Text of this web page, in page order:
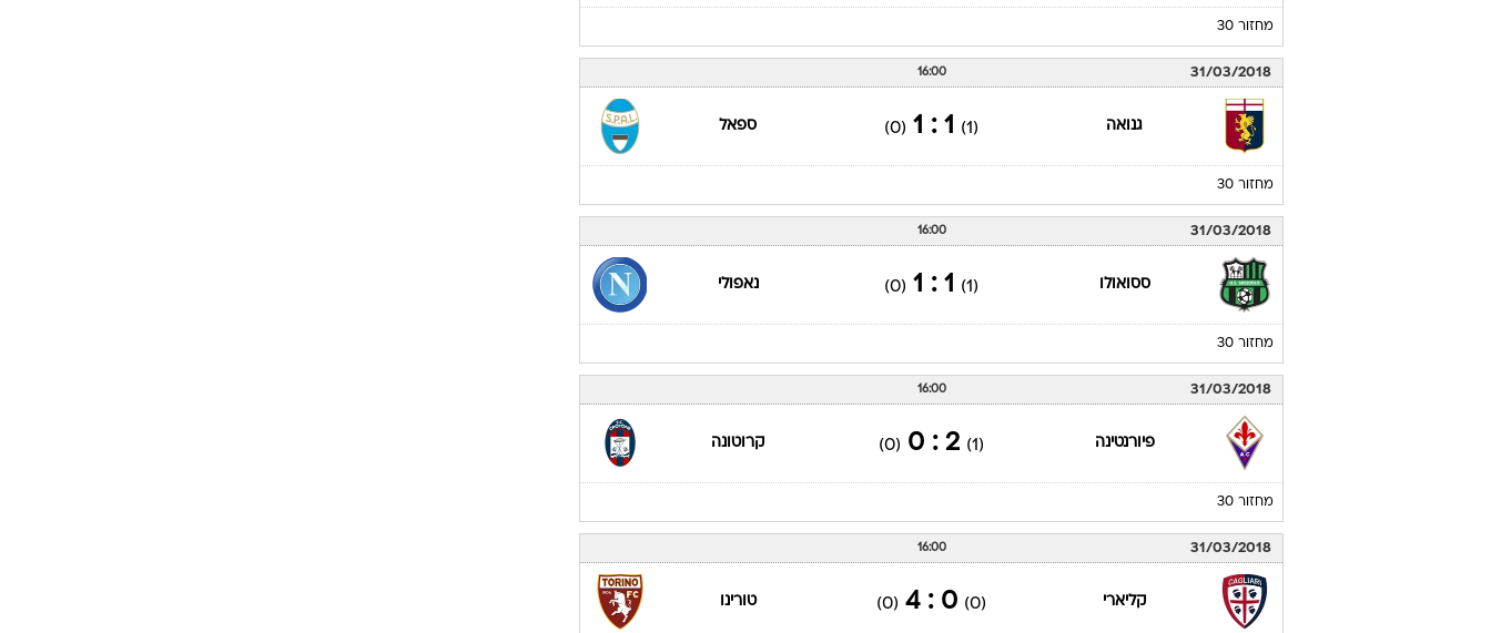
מחזור 30
31/03/2018
16:00
גנואה (1)
1 : 1
(0) ספאל
מחזור 30
31/03/2018
16:00
ססואולו (1)
1 : 1
(0) נאפולי
מחזור 30
31/03/2018
16:00
פיורנטינה (1)
2 : 0
(0) קרוטונה
מחזור 30
31/03/2018
16:00
קליארי (0)
0 : 4
(0) טורינו